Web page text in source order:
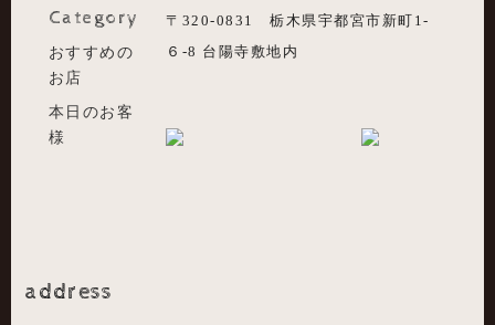
〒320-0831 栃木県宇都宮市新町1-
６-8 台陽寺敷地内
Category
おすすめの
お店
本日のお客
様
address